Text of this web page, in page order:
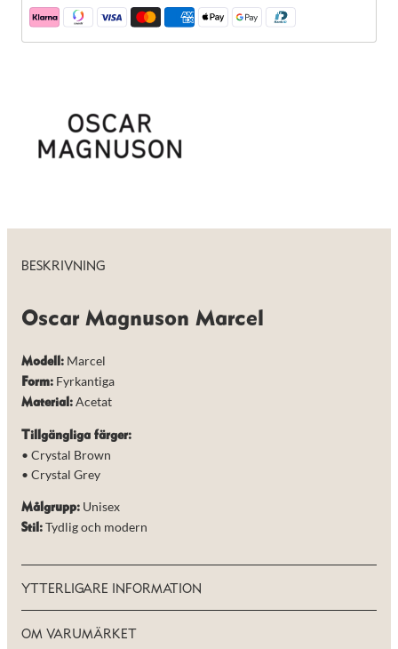
BESKRIVNING
Oscar Magnuson Marcel
Modell: Marcel
Form: Fyrkantiga
Material: Acetat
Tillgängliga färger:
• Crystal Brown
• Crystal Grey
Målgrupp: Unisex
Stil: Tydlig och modern
YTTERLIGARE INFORMATION
OM VARUMÄRKET
de här
kakorna
kommer viss
beteende när du
personligt